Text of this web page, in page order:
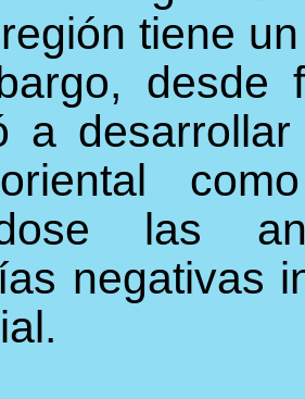
tiene
a
oriental
las
negativas